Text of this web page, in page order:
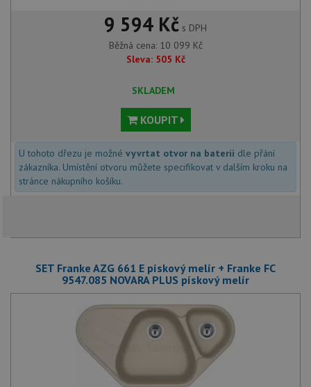
9 594 Kč s DPH
Běžná cena: 10 099 Kč
Sleva: 505 Kč
SKLADEM
KOUPIT
U tohoto dřezu je možné vyvrtat otvor na baterii dle přání
zákazníka. Umístění otvoru můžete specifikovat v dalším kroku na
stránce nákupního košíku.
SET Franke AZG 661 E pískový melír + Franke FC
9547.085 NOVARA PLUS pískový melír